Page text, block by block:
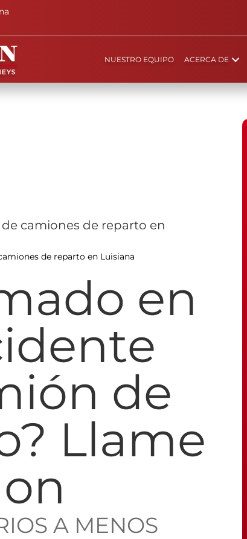
NUESTRO EQUIPO ACERCA DE
camiones de reparto en
de reparto en Luisiana
en
de
Llame
A MENOS